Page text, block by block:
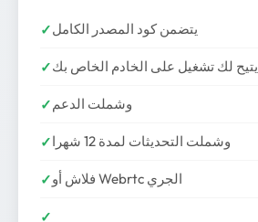
يتضمن كود المصدر الكامل
يتيح لك تشغيل على الخادم الخاص بك
وشملت الدعم
وشملت التحديثات لمدة 12 شهرا
فلاش أو Webrtc الجري